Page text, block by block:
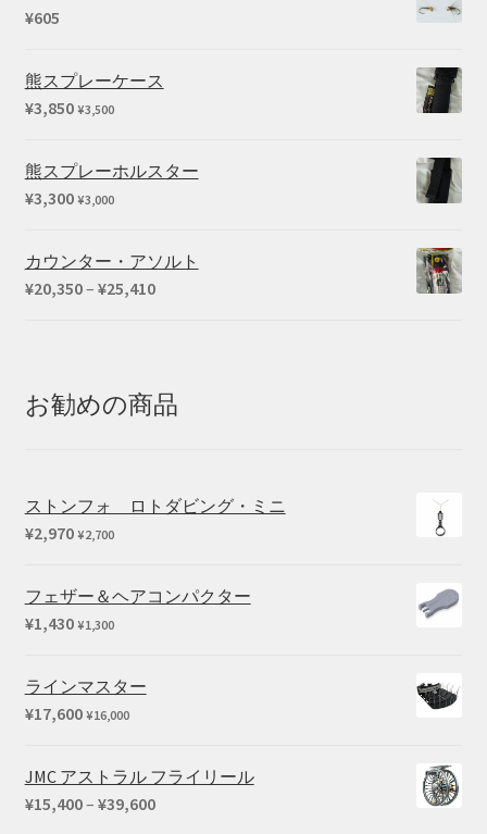
¥605
熊スプレーケース
¥3,850 ¥3,500
熊スプレーホルスター
¥3,300 ¥3,000
カウンター・アソルト
¥20,350– ¥25,410価
–
¥25,410
お勧めの商品
ストンフォ ロトダビング・ミニ
¥2,970 ¥2,700
フェザー＆ヘアコンパクター
¥1,430 ¥1,300
ラインマスター
¥17,600 ¥16,000
JMC アストラル フライリール
¥15,400– ¥39,600価